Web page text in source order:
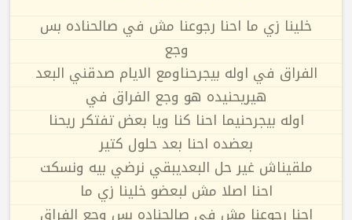
خلينا زي ما احنا رجوعنا مش في صالحناده بس
وجع
الفراق في اوله بيجرحناومع الايام صدقني البعد
هيريحنيده هو وجع الفراق في
اوله بيجرحنيما احنا كنا ويا بعض تفتكر ريحنا
بعضده احنا بعد حلول كتير
ملقيناش غير حل البعديبقي نرضي بيه ونسكت
احنا اصلا مش لبعضو خلينا زي ما
احنا رجوعنا مش في صالحناده بس وجع الفراق